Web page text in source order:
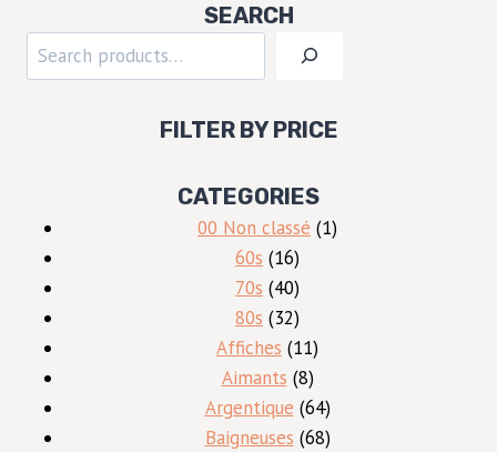
SEARCH
Rechercher
FILTER BY PRICE
CATEGORIES
00 Non classé 11
60s 1616
produits
70s 4040
produits
80s 3232
produits
Affiches 1111
produits
Aimants 88
produits
Argentique 6464
produits
Baigneuses 6868